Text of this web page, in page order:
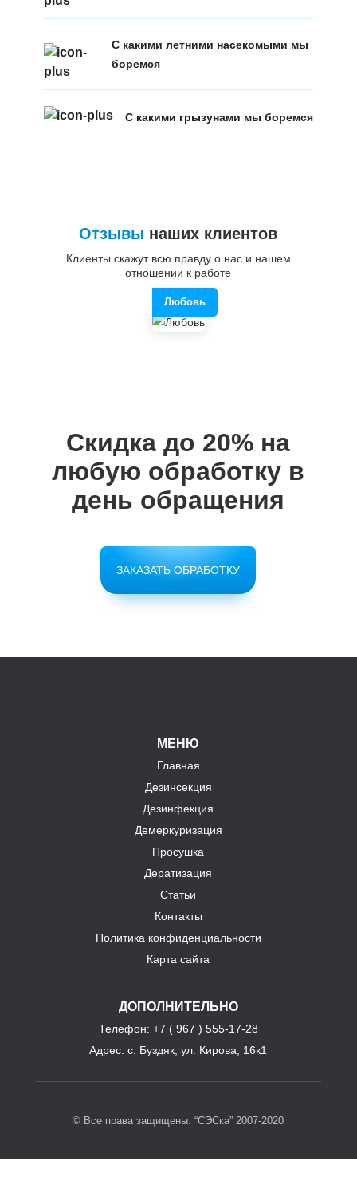
С какими летними насекомыми мы
боремся
С какими грызунами мы боремся
Отзывы наших клиентов
Клиенты скажут всю правду о нас и нашем
отношении к работе
Любовь
Скидка до 20% на
любую обработку в
день обращения
ЗАКАЗАТЬ ОБРАБОТКУ
МЕНЮ
Главная
Дезинсекция
Дезинфекция
Демеркуризация
Просушка
Дератизация
Статьи
Контакты
Политика конфиденциальности
Карта сайта
ДОПОЛНИТЕЛЬНО
Телефон: +7 ( 967 ) 555-17-28
Адрес:с. Буздяк, ул. Кирова, 16к1
© Все права защищены. “СЭСка” 2007-2020